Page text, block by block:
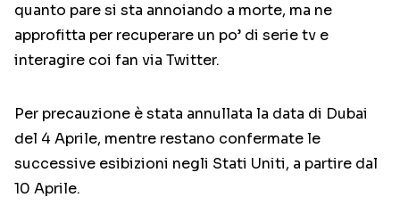
quanto pare si sta annoiando a morte, ma ne
approfitta per recuperare un po’ di serie tv e
interagire coi fan via Twitter.
Per precauzione è stata annullata la data di Dubai
del 4 Aprile, mentre restano confermate le
successive esibizioni negli Stati Uniti, a partire dal
10 Aprile.